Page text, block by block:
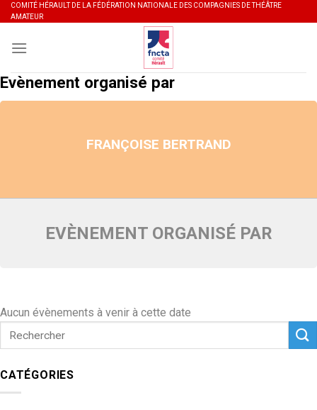
Skip
to
content
COMITÉ HÉRAULT DE LA FÉDÉRATION NATIONALE DES COMPAGNIES DE THÉÂTRE
AMATEUR
Evènement organisé par
FRANÇOISE BERTRAND
EVÈNEMENT ORGANISÉ PAR
Aucun évènements à venir à cette date
CATÉGORIES